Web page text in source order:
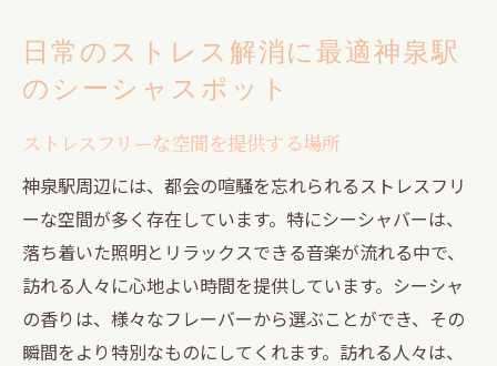
日常のストレス解消に最適神泉駅
のシーシャスポット
ストレスフリーな空間を提供する場所
神泉駅周辺には、都会の喧騒を忘れられるストレスフリ
ーな空間が多く存在しています。特にシーシャバーは、
落ち着いた照明とリラックスできる音楽が流れる中で、
訪れる人々に心地よい時間を提供しています。シーシャ
の香りは、様々なフレーバーから選ぶことができ、その
瞬間をより特別なものにしてくれます。訪れる人々は、